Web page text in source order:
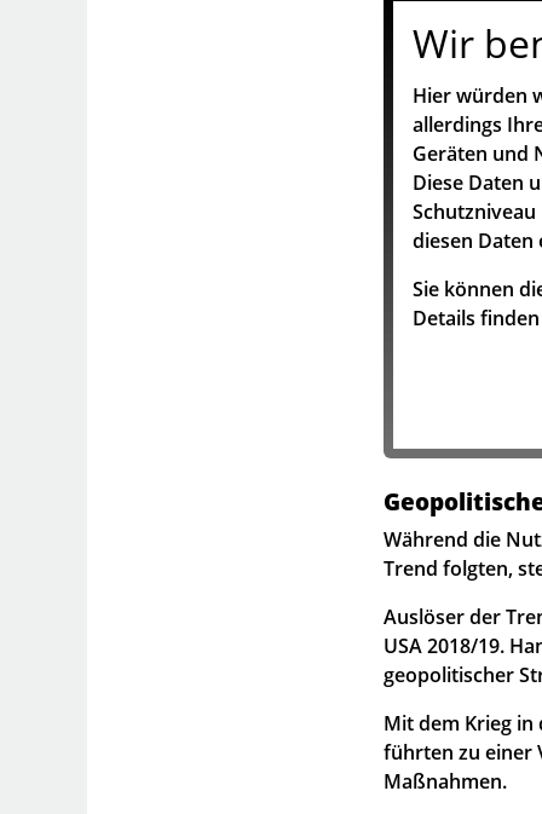
Wir
Hier würden
allerdings
Geräten und
Diese Daten
diesen Daten
Sie können
Details
Während die
Trend folgten,
Auslöser der
USA 2018/19.
geopolitischer
Mit dem Krieg in
führten zu einer
Maßnahmen.